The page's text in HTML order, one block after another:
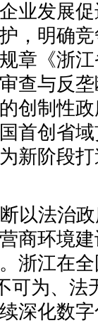
业发展
，明确
章《浙
查与反
创制性
首创省
新阶段
以法治
商环境
浙江在
可为、
深化数